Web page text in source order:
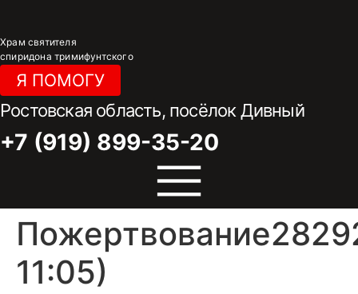
содержимому
Храм святителя
спиридона тримифунтского
Я ПОМОГУ
Ростовская область, посёлок Дивный
+7 (919) 899-35-20
11:05)